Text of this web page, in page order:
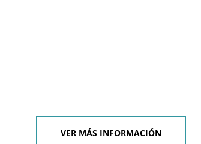
VER MÁS INFORMACIÓN